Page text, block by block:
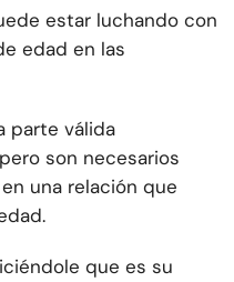
estar luchando con
edad en las
parte válida
pero son necesarios
una relación que
que es su